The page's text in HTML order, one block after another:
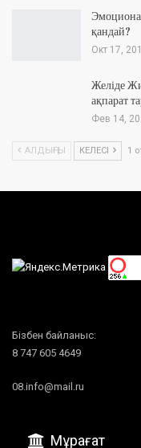
қандай?
Окт 17,
Желіде
ақпарат
Фев 14,
АЛДЫҢҒЫ КЕЛЕСІ 1
Бізбен байланыс:
8 747 605 4649
08.info@mail.ru
Мұрағат